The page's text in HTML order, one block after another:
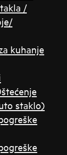
/
kuhanje
staklo)